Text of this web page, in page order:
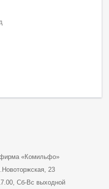
фирма «Комильфо»
23
Сб-Вс выходной